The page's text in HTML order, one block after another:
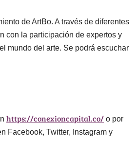
de ArtBo. A través de diferentes
con la participación de expertos y
mundo del arte. Se podrá escuchar
https://conexioncapital.co/ o por
Facebook, Twitter, Instagram y